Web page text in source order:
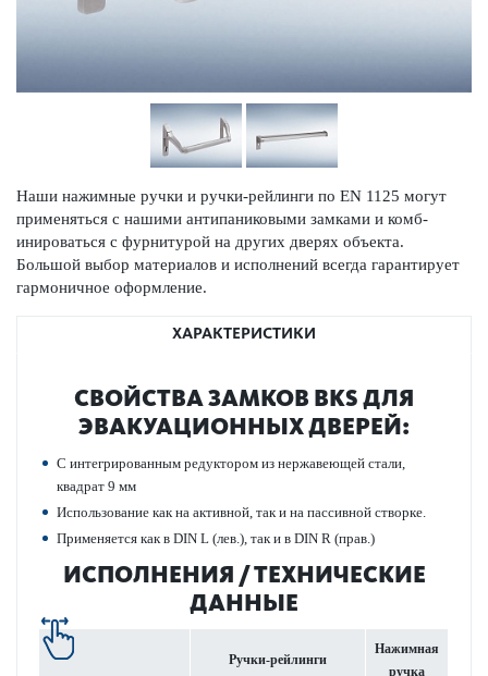
Наши нажимные ручки и ручки-рейлинги по EN 1125 могут
применяться с нашими антипани­к­овыми зам­ками и комб­
инироваться с фурнитурой на других дверях объекта.
Большой выбор матер­иалов и исполнений всегда гар­антирует
гар­моничное оформ­ление.
ХАРАКТЕРИСТИКИ
СВОЙСТВА ЗАМКОВ BKS ДЛЯ
ЭВАКУАЦИО­ННЫХ ДВЕРЕЙ:
С интегриро­ванным редуктором из нерж­а­в­еющей стали,
квадрат 9 мм
Исполь­зование как на активной, так и на пасс­ивной створке.
Применяется как в DIN L (лев.), так и в DIN R (прав.)
ИСПОЛНЕНИЯ / ТЕХНИЧЕСКИЕ
ДАННЫЕ
Ручки-рейлинги
Нажимная
ручка